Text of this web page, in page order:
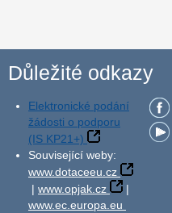
Důležité odkazy
Elektronické podání
žádosti o podporu
(IS KP21+)
Související weby:
www.dotaceeu.cz
| www.opjak.cz
|
www.ec.europa.eu